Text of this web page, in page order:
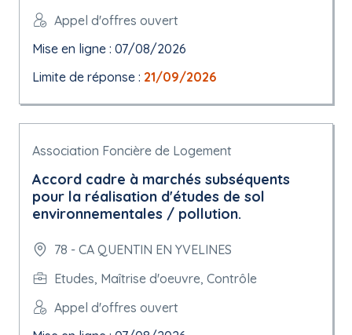
Appel d'offres ouvert
Mise en ligne : 07/08/2026
Limite de réponse : 21/09/2026
Association Foncière de Logement
Accord cadre à marchés subséquents
pour la réalisation d'études de sol
environnementales / pollution.
78 - CA QUENTIN EN YVELINES
Etudes, Maîtrise d'oeuvre, Contrôle
Appel d'offres ouvert